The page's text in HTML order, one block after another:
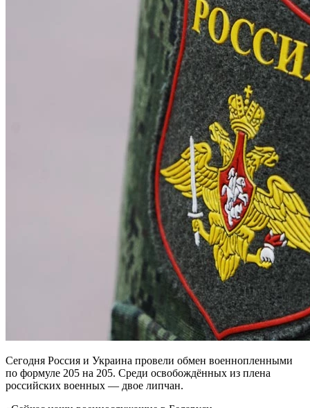
Сегодня Россия и Украина провели обмен военнопленными
по формуле 205 на 205. Среди освобождённых из плена
российских военных — двое липчан.